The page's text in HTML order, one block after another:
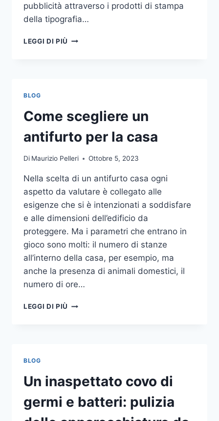
pubblicità attraverso i prodotti di stampa
della tipografia…
LEGGI DI PIÙ VUOI
A
UNA
TIPOGRAFIA
ECCO
SCEGLIERE
BLOG
Come scegliere un
antifurto per la casa
Di Maurizio Pelleri Ottobre 5, 2023
Nella scelta di un antifurto casa ogni
aspetto da valutare è collegato alle
esigenze che si è intenzionati a soddisfare
e alle dimensioni dell’edificio da
proteggere. Ma i parametri che entrano in
gioco sono molti: il numero di stanze
all’interno della casa, per esempio, ma
anche la presenza di animali domestici, il
numero di ore…
LEGGI DI PIÙ COME
BLOG
Un inaspettato covo di
germi e batteri: pulizia